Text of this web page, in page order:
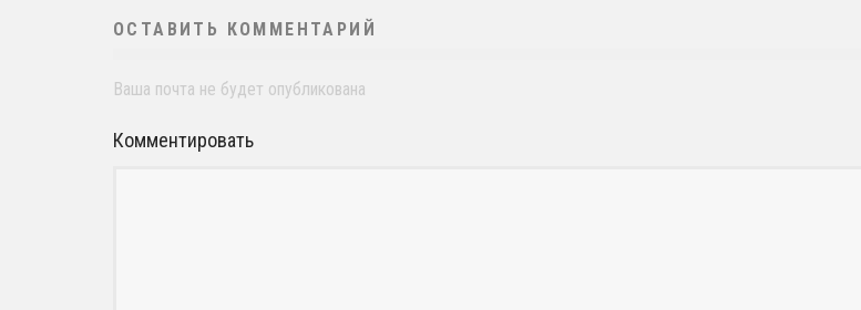
ОСТАВИТЬ КОММЕНТАРИЙ
Ваша почта не будет опубликована
Комментировать